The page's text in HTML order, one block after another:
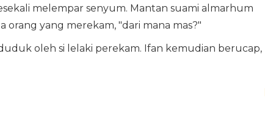
melempar senyum. Mantan suami almarhum
yang merekam, "dari mana mas?"
oleh si lelaki perekam. Ifan kemudian berucap,